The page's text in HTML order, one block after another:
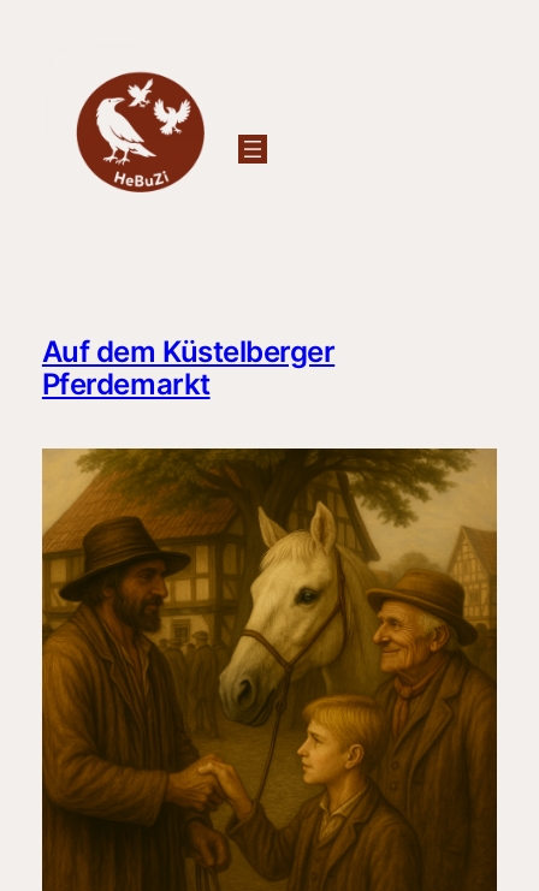
Auf dem Küstelberger
Pferdemarkt